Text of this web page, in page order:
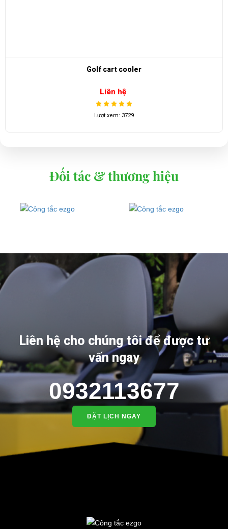
Golf cart cooler
Liên hệ
Lượt xem: 3729
Đối tác & thương hiệu
Liên hệ cho chúng tôi để được tư
vấn ngay
0932113677
ĐẶT LỊCH NGAY